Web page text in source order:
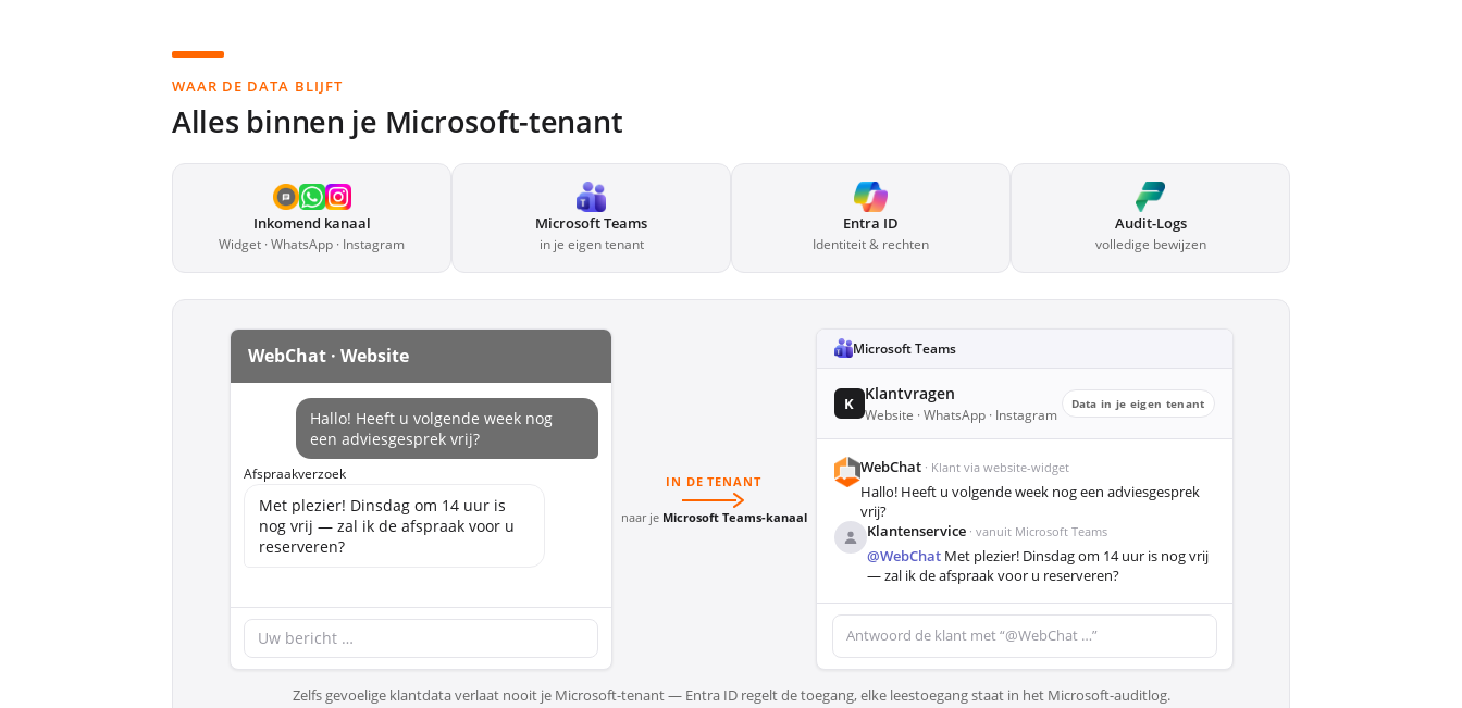
WAAR DE DATA BLIJFT
Alles binnen je Microsoft-tenant
Inkomend kanaal
Widget · WhatsApp · Instagram
Microsoft Teams
in je eigen tenant
Entra ID
Identiteit & rechten
Audit-Logs
volledige bewijzen
WebChat · Website
Hallo! Heeft u volgende week nog
een adviesgesprek vrij?
Afspraakverzoek
Met plezier! Dinsdag om 14 uur is
nog vrij — zal ik de afspraak voor u
reserveren?
Uw bericht …
IN DE TENANT
naar je Microsoft Teams-kanaal
Microsoft Teams
K Klantvragen
Website · WhatsApp · Instagram
Data in je eigen tenant
WebChat · Klant via website-widget
Hallo! Heeft u volgende week nog een adviesgesprek
vrij?
Klantenservice · vanuit Microsoft Teams
@WebChatMet plezier! Dinsdag om 14 uur is nog vrij
— zal ik de afspraak voor u reserveren?
Antwoord de klant met “@WebChat …”
Zelfs gevoelige klantdata verlaat nooit je Microsoft-tenant — Entra ID regelt de toegang, elke leestoegang staat in het Microsoft-auditlog.